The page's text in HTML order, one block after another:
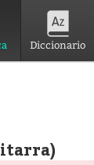
Diccionario